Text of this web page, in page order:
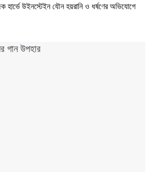
উইনস্টেইন যৌন হয়রানি ও ধর্ষণের অভিযোগে